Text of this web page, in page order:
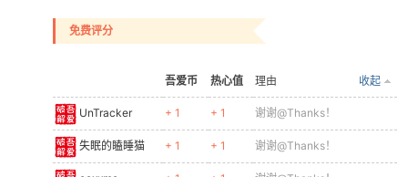
免费评分
吾爱币 热心值 收起
理由
UnTracker + 1 + 1 谢谢@Thanks！
失眠的瞌睡猫 + 1 + 1 谢谢@Thanks！